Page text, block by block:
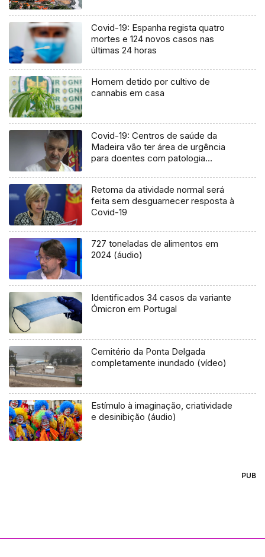
Covid-19: Espanha regista quatro
mortes e 124 novos casos nas
últimas 24 horas
Homem detido por cultivo de
cannabis em casa
Covid-19: Centros de saúde da
Madeira vão ter área de urgência
para doentes com patologia
Retoma da atividade normal será
feita sem desguarnecer resposta à
Covid-19
727 toneladas de alimentos em
2024 (áudio)
Identificados 34 casos da variante
Ómicron em Portugal
Cemitério da Ponta Delgada
completamente inundado (vídeo)
Estímulo à imaginação, criatividade
e desinibição (áudio)
PUB